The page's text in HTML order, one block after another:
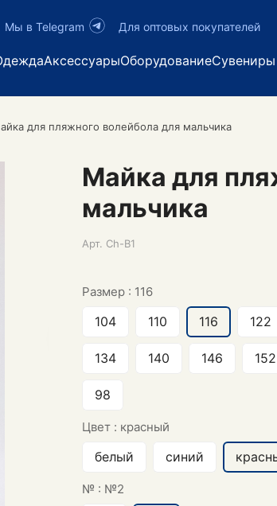
Мы в Telegram Для оптовых покупателей
АксессуарыОборудованиеСувениры
для пляжного волейбола для мальчика
Майка для
мальчика
Арт. Ch-B1
Размер : 116
104 110 116 122
134 140 146 152
98
Цвет : красный
белый синий
№ : №2